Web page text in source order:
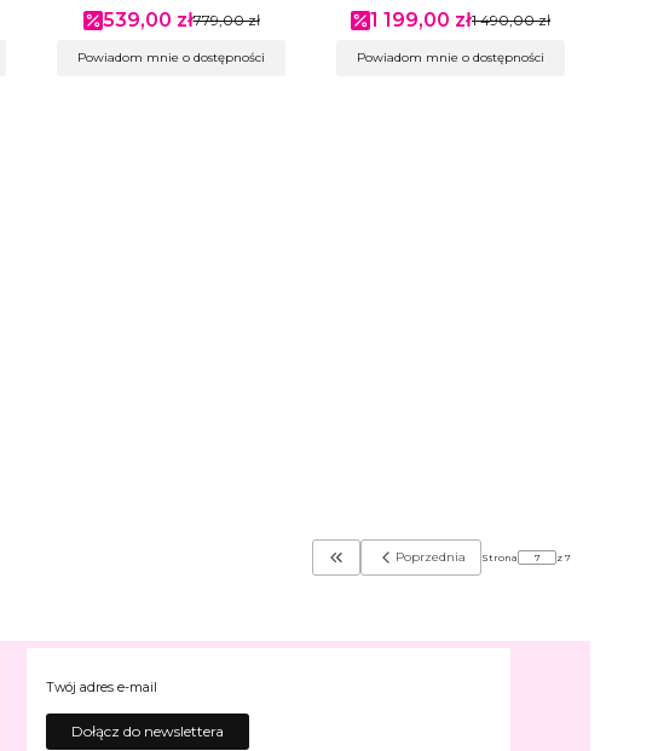
Cena promocyjna
539,00 zł779,00 zł
Powiadom mnie o dostępności
Cena promocyjna
1 199,00 zł1 490,00 zł
Powiadom mnie o dostępności
Wróć do pierwszej strony z produktami
Poprzednia Strona z 7
Twój adres e-mail
Dołącz do newslettera